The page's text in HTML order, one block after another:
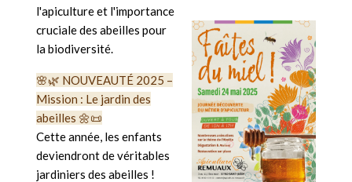
l'apiculture et l'importance
cruciale des abeilles pour
la biodiversité.
🌸🌿 NOUVEAUTÉ 2025 –
Mission : Le jardin des
abeilles 🌼📜
Cette année, les enfants
deviendront de véritables
jardiniers des abeilles !